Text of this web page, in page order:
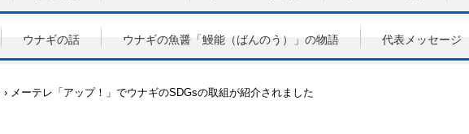
ウナギの話 ウナギの魚醤「鰻能（ばんのう）」の物語 代表メッセージ
› メーテレ「アップ！」でウナギのSDGsの取組が紹介されました